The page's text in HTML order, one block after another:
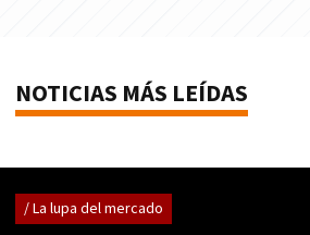
NOTICIAS MÁS LEÍDAS
/ La lupa del mercado